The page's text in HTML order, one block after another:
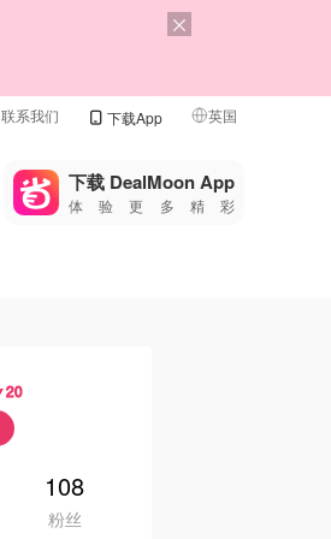
联系我们 下载App 英国
🇺🇸
🇨🇳 中国
🇮🇹
下载 DealMoon App
体验更多精彩
20
108
粉丝